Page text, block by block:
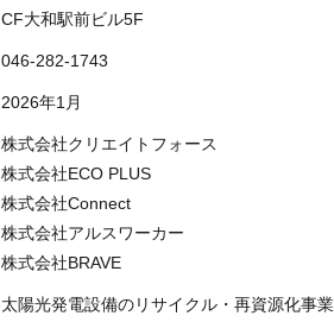
CF大和駅前ビル5F
046-282-1743
2026年1月
株式会社クリエイトフォース
株式会社ECO PLUS
株式会社Connect
株式会社アルスワーカー
株式会社BRAVE
太陽光発電設備のリサイクル・再資源化事業